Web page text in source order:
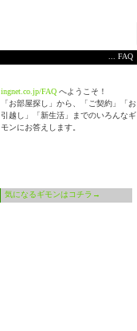
... FAQ
ingnet.co.jp/FAQ へようこそ！
「お部屋探し」から、「ご契約」「お
引越し」「新生活」までのいろんなギ
モンにお答えします。
気になるギモンはコチラ→